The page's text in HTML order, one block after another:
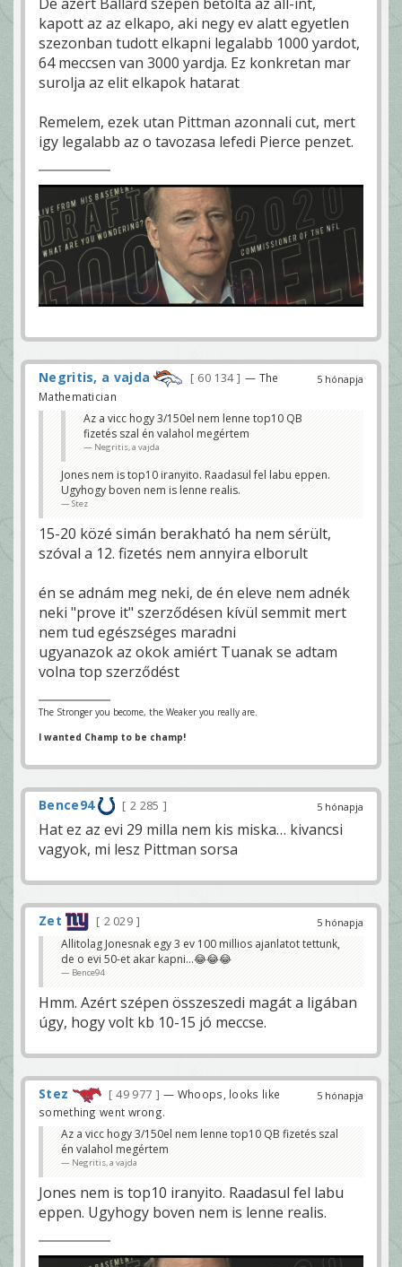
kapott az az elkapo, aki negy ev alatt egyetlen
szezonban tudott elkapni legalabb 1000 yardot,
64 meccsen van 3000 yardja. Ez konkretan mar
surolja az elit elkapok hatarat
Remelem, ezek utan Pittman azonnali cut, mert
igy legalabb az o tavozasa lefedi Pierce penzet.
5 hónapja
Negritis, a vajda 60 134
— The
Mathematician
Az a vicc hogy 3/150el nem lenne top10 QB
fizetés szal én valahol megértem
Negritis, a vajda
Jones nem is top10 iranyito. Raadasul fel labu eppen.
Ugyhogy boven nem is lenne realis.
Stez
15-20 közé simán berakható ha nem sérült,
szóval a 12. fizetés nem annyira elborult
én se adnám meg neki, de én eleve nem adnék
neki "prove it" szerződésen kívül semmit mert
nem tud egészséges maradni
ugyanazok az okok amiért Tuanak se adtam
volna top szerződést
The Stronger you become, the Weaker you really are.
I wanted Champ to be champ!
5 hónapja
Bence94 2 285
Hat ez az evi 29 milla nem kis miska… kivancsi
vagyok, mi lesz Pittman sorsa
5 hónapja
Zet
2 029
Allitolag Jonesnak egy 3 ev 100 millios ajanlatot tettunk,
de o evi 50-et akar kapni…😂😂😂
Bence94
Hmm. Azért szépen összeszedi magát a ligában
úgy, hogy volt kb 10-15 jó meccse.
5 hónapja
Stez 49 977
— Whoops, looks like
something went wrong.
Az a vicc hogy 3/150el nem lenne top10 QB fizetés szal
én valahol megértem
Negritis, a vajda
Jones nem is top10 iranyito. Raadasul fel labu
eppen. Ugyhogy boven nem is lenne realis.